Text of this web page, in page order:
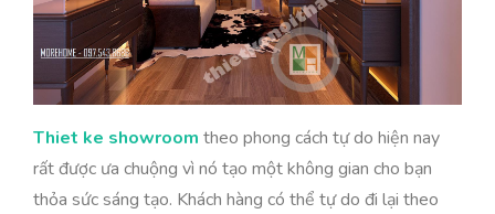
Thiet ke showroom theo phong cách tự do hiện nay
rất được ưa chuộng vì nó tạo một không gian cho bạn
thỏa sức sáng tạo. Khách hàng có thể tự do đi lại theo